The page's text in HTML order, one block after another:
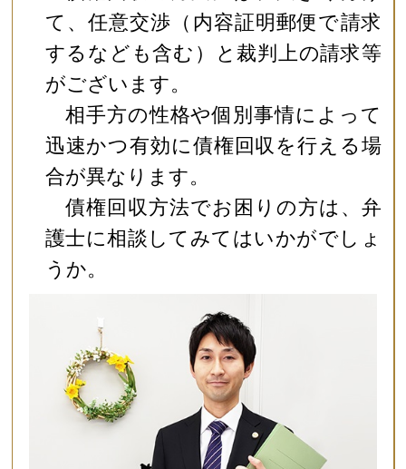
て、任意交渉（内容証明郵便で請求
するなども含む）と裁判上の請求等
がございます。
相手方の性格や個別事情によって
迅速かつ有効に債権回収を行える場
合が異なります。
債権回収方法でお困りの方は、弁
護士に相談してみてはいかがでしょ
うか。